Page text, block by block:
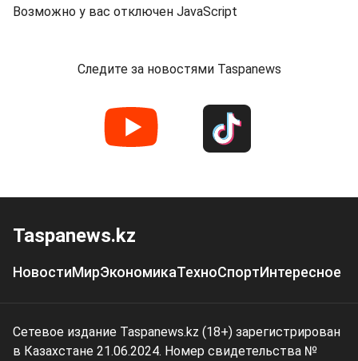
Возможно у вас отключен JavaScript
Следите за новостями Taspanews
Taspanews.kz
НовостиМирЭкономикаТехноСпортИнтересное
Сетевое издание Taspanews.kz (18+) зарегистрирован
в Казахстане 21.06.2024. Номер свидетельства №